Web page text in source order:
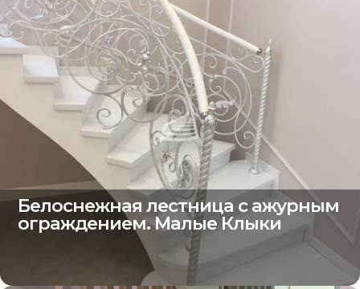
Белоснежная лестница с ажурным
ограждением. Малые Клыки